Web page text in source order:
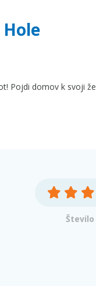
Pojdi domov k svoji